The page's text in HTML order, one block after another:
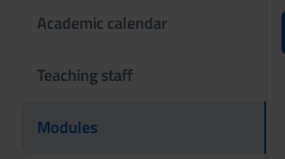
Academic calendar
Teaching staff
Modules